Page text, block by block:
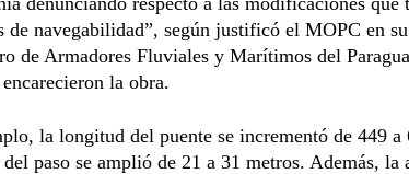
de navegabilidad”, según justificó el MOPC en
de Armadores Fluviales y Marítimos del
la obra.
la longitud del puente se incrementó de 449
paso se amplió de 21 a 31 metros. Además, la